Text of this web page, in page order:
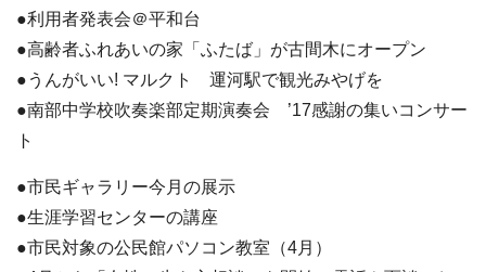
●利用者発表会＠平和台
●高齢者ふれあいの家「ふたば」が古間木にオープン
●うんがいい! マルクト 運河駅で観光みやげを
●南部中学校吹奏楽部定期演奏会 ’17感謝の集いコンサー
ト
●市民ギャラリー今月の展示
●生涯学習センターの講座
●市民対象の公民館パソコン教室（4月）